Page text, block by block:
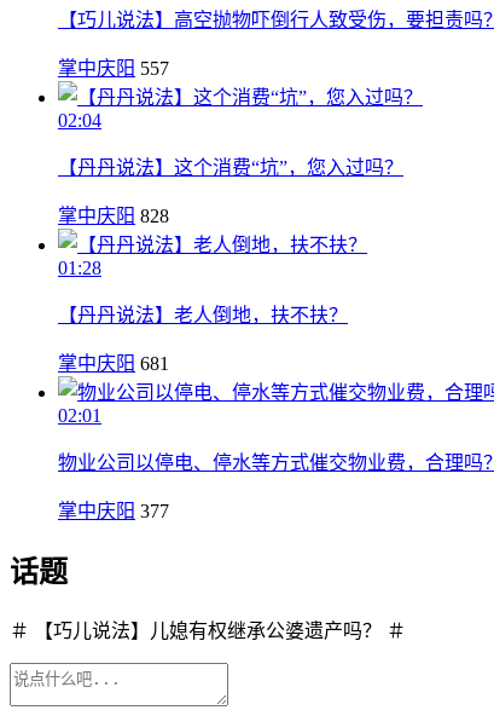
【巧儿说法】高空抛物吓倒行人致受伤，要担责吗？
掌中庆阳 557
02:04
【丹丹说法】这个消费“坑”，您入过吗？
掌中庆阳 828
01:28
【丹丹说法】老人倒地，扶不扶？
掌中庆阳 681
02:01
物业公司以停电、停水等方式催交物业费，合理吗？
掌中庆阳 377
话题
＃ 【巧儿说法】儿媳有权继承公婆遗产吗？ ＃